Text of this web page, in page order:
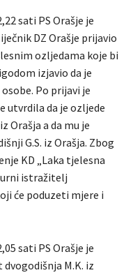
sati PS Orašje je
DZ Orašje prijavio
ozljedama koje bi
izjavio da je
Po prijavi je
utvrdila da je ozljede
Orašja a da mu je
G.S. iz Orašja. Zbog
KD „Laka tjelesna
istražitelj
će poduzeti mjere i
sati PS Orašje je
M.K. iz